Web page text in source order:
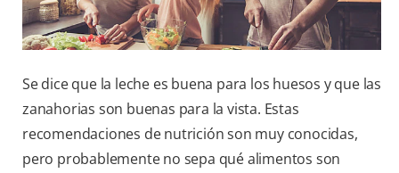
SUSCRÍBASE
Se dice que la leche es buena para los huesos y que las
zanahorias son buenas para la vista. Estas
recomendaciones de nutrición son muy conocidas,
pero probablemente no sepa qué alimentos son